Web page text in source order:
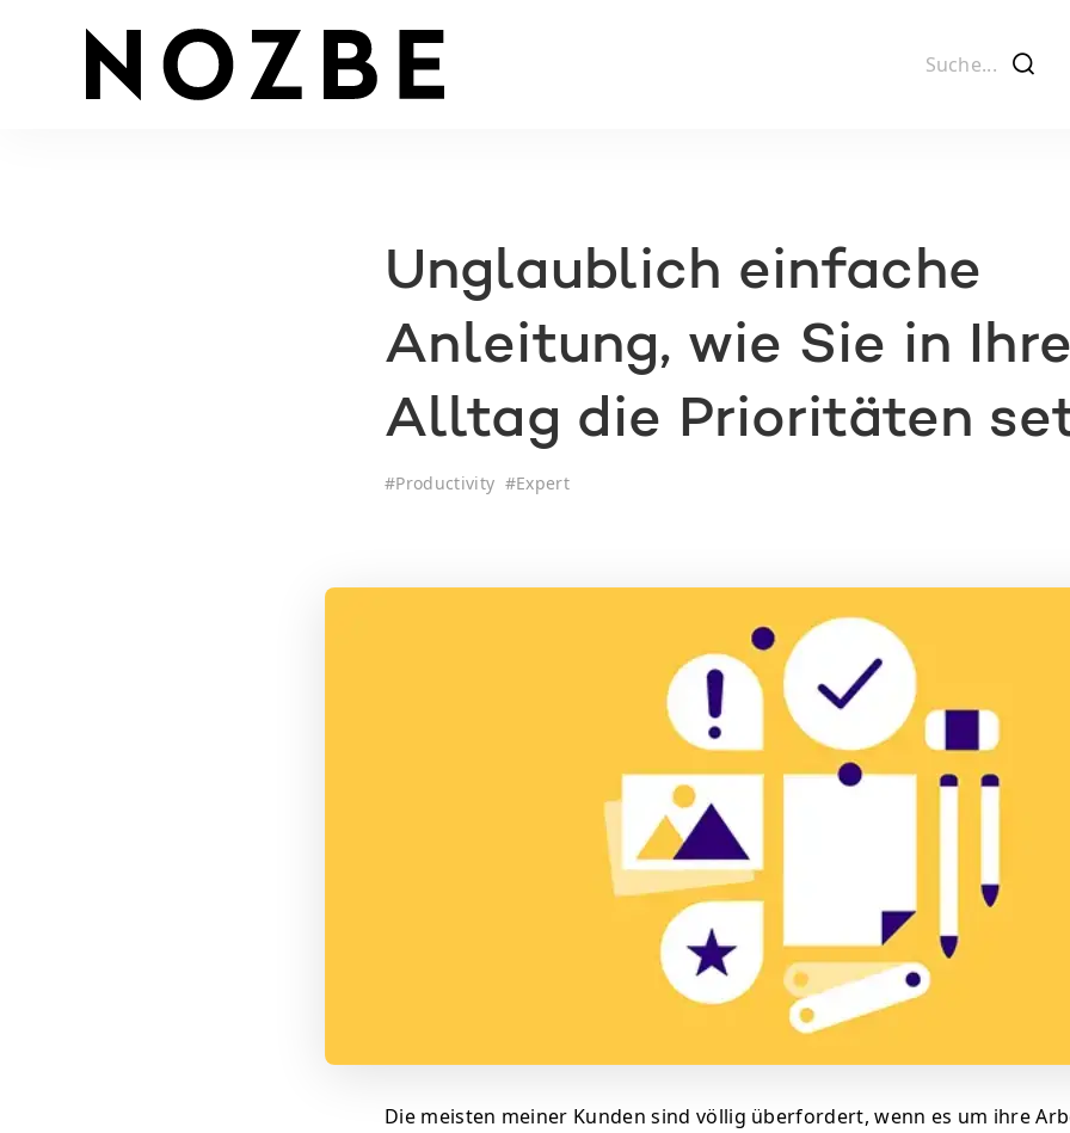
f
Unglaublich einfache
Anleitung, wie Sie in
Alltag die Prioritäten
#Productivity #Expert
Die meisten meiner Kunden sind völlig überfordert, wenn es um ihre